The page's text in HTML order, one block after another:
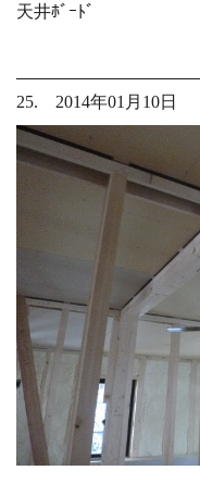
天井ﾎﾞｰﾄﾞ
25. 2014年01月10日